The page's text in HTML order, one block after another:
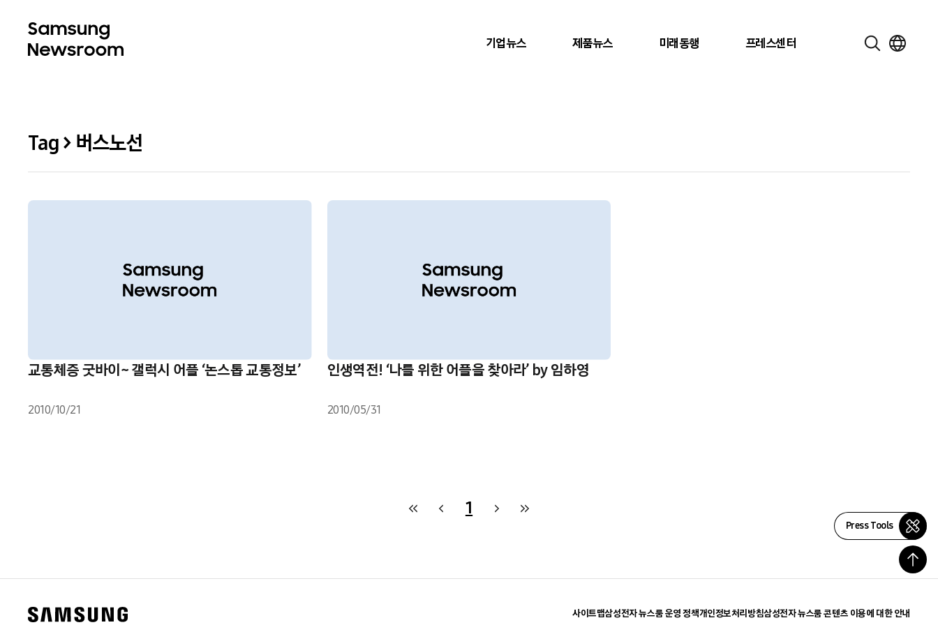
기업뉴스 제품뉴스 미래동행 프레스센터
Tag > 버스노선
교통체증 굿바이~ 갤럭시 어플 ‘논스톱 교통정보’
2010/10/21
인생역전! ‘나를 위한 어플을 찾아라’ by 임하영
2010/05/31
1
Press Tools
사이트맵삼성전자 뉴스룸 운영 정책개인정보처리방침삼성전자 뉴스룸 콘텐츠 이용에 대한 안내